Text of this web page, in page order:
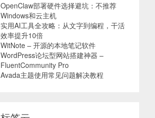
OpenClaw部署硬件选择避坑：不推荐
Windows和云主机
实用AI工具全攻略：从文字到编程，干活
效率提升10倍
WitNote – 开源的本地笔记软件
WordPress论坛型网站搭建神器 –
FluentCommunity Pro
Avada主题使用常见问题解决教程